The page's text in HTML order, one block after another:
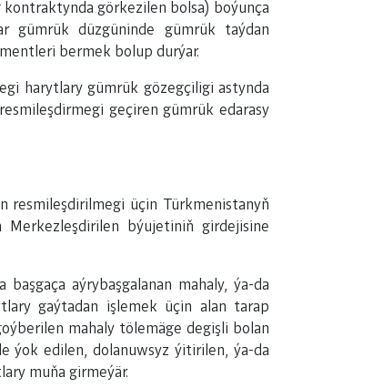
görkezilen bolsa) boýunça
gümrük düzgüninde gümrük taýdan
bermek bolup durýar.
harytlary gümrük gözegçiligi astynda
geçiren gümrük edarasy
resmileşdirilmegi üçin Türkmenistanyň
Merkezleşdirilen býujetiniň girdejisine
aýrybaşgalanan mahaly, ýa-da
gaýtadan işlemek üçin alan tarap
mahaly tölemäge degişli bolan
ýok edilen, dolanuwsyz ýitirilen, ýa-da
muňa girmeýär.